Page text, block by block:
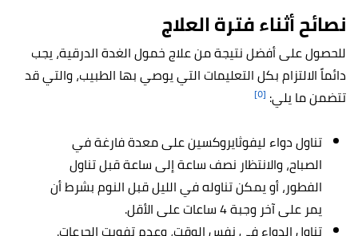
نصائح أثناء فترة العلاج
للحصول على أفضل نتيجة من علاج خمول الغدة الدرقية، يجب
دائماً الالتزام بكل التعليمات التي يوصي بها الطبيب، والتي قد
تتضمن ما يلي: [٥]
تناول دواء ليفوثايروكسين على معدة فارغة في
الصباح، والانتظار نصف ساعة إلى ساعة قبل تناول
الفطور، أو يمكن تناوله في الليل قبل النوم بشرط أن
يمر على آخر وجبة 4 ساعات على الأقل.
تناول الدواء في نفس الوقت، وعدم تفويت الجرعات.